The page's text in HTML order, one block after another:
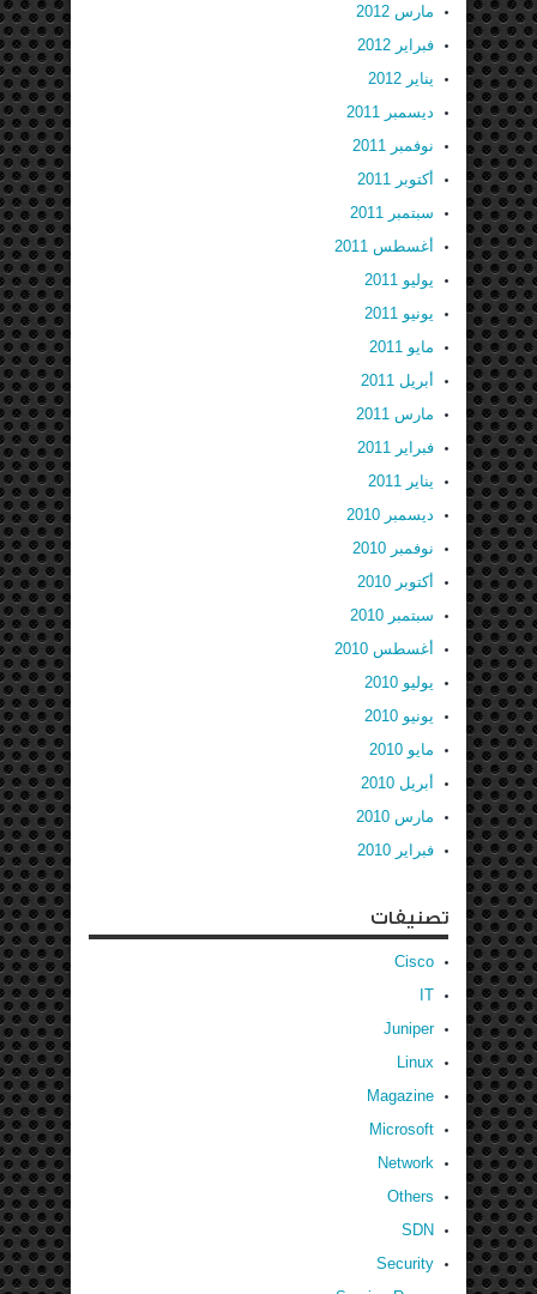
مارس 2012
فبراير 2012
يناير 2012
ديسمبر 2011
نوفمبر 2011
أكتوبر 2011
سبتمبر 2011
أغسطس 2011
يوليو 2011
يونيو 2011
مايو 2011
أبريل 2011
مارس 2011
فبراير 2011
يناير 2011
ديسمبر 2010
نوفمبر 2010
أكتوبر 2010
سبتمبر 2010
أغسطس 2010
يوليو 2010
يونيو 2010
مايو 2010
أبريل 2010
مارس 2010
فبراير 2010
تصنيفات
Cisco
IT
Juniper
Linux
Magazine
Microsoft
Network
Others
SDN
Security